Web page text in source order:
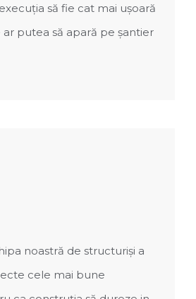
să fie cat mai ușoară
ar putea să apară pe șantier
noastră de structuriși a
cele mai bune